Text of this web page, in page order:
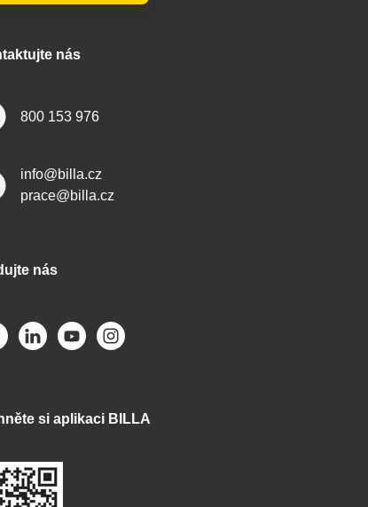
nás
800 153 976
info@billa.cz
prace@billa.cz
nás
si aplikaci BILLA